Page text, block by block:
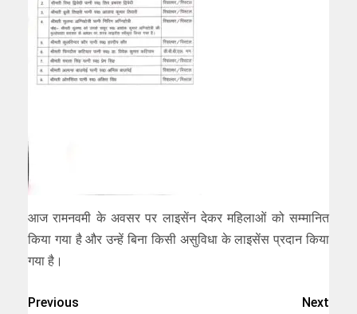
आज रामनवमी के अवसर पर लाइसेंन देकर महिलाओं को सम्मानित
किया गया है और उन्हें बिना किसी असुविधा के लाइसेंस प्रदान किया
गया है।
Previous
Next